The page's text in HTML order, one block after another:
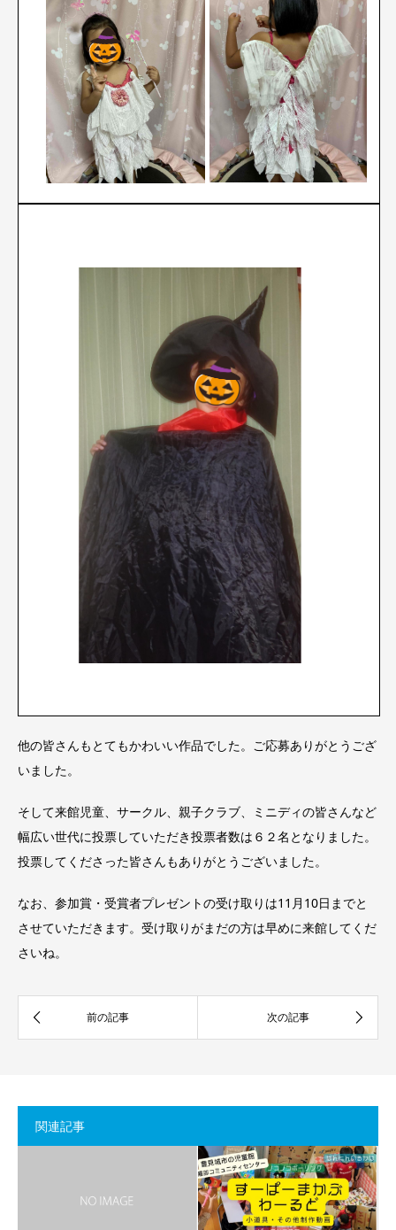
他の皆さんもとてもかわいい作品でした。ご応募ありがとうござ
いました。
そして来館児童、サークル、親子クラブ、ミニディの皆さんなど
幅広い世代に投票していただき投票者数は６２名となりました。
投票してくださった皆さんもありがとうございました。
なお、参加賞・受賞者プレゼントの受け取りは11月10日までと
させていただきます。受け取りがまだの方は早めに来館してくだ
さいね。
関連記事